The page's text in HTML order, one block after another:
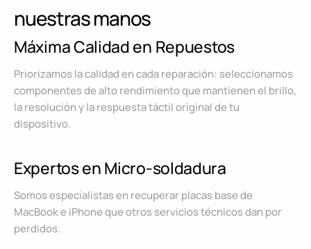
nuestras manos
Máxima Calidad en Repuestos
Priorizamos la calidad en cada reparación: seleccionamos
componentes de alto rendimiento que mantienen el brillo,
la resolución y la respuesta táctil original de tu
dispositivo.
Expertos en Micro-soldadura
Somos especialistas en recuperar placas base de
MacBook e iPhone que otros servicios técnicos dan por
perdidos.